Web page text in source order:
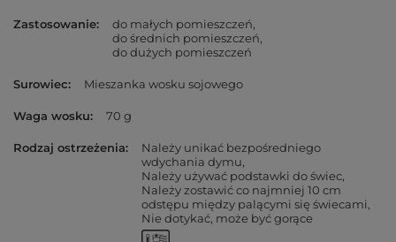
Zastosowanie
do małych pomieszczeń
do średnich pomieszczeń
do dużych pomieszczeń
Surowiec Mieszanka wosku sojowego
Waga wosku 70 g
Rodzaj ostrzeżenia
Należy unikać bezpośredniego
wdychania dymu
Należy używać podstawki do świec
Należy zostawić co najmniej 10 cm
odstępu między palącymi się świecami
Nie dotykać, może być gorące